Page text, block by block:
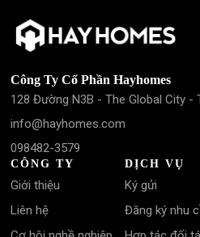
Công Ty Cổ Phần Hayhomes
128 Đường N3B - The Global City -
info@hayhomes.com
098482-3579
CÔNG TY
Giới thiệu
Liên hệ
DỊCH VỤ
Ký gửi
Đăng ký nhu